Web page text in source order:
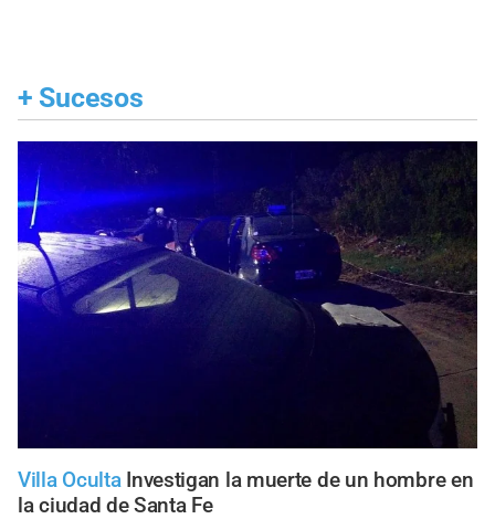
+ Sucesos
Villa Oculta Investigan la muerte de un hombre en
la ciudad de Santa Fe